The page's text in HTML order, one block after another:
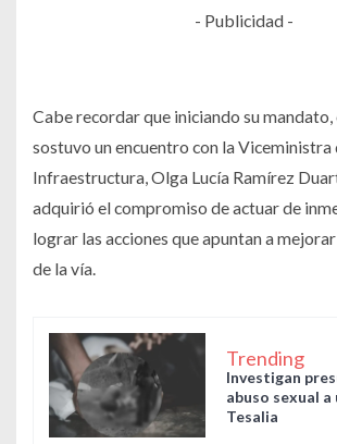
- Publicidad -
Cabe recordar que iniciando su
sostuvo un encuentro con la Viceministra
Infraestructura, Olga Lucía Ramírez
adquirió el compromiso de actuar de
lograr las acciones que apuntan a
de la vía.
Trending
Investigan
abuso sexual a
Tesalia